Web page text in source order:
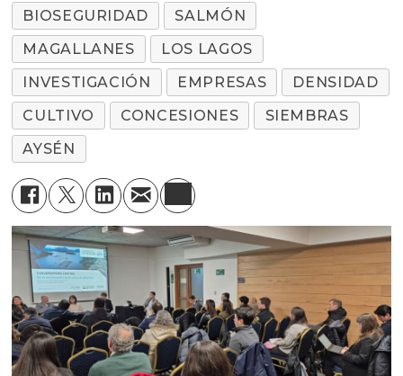
BIOSEGURIDAD
SALMÓN
MAGALLANES
LOS LAGOS
INVESTIGACIÓN
EMPRESAS
DENSIDAD
CULTIVO
CONCESIONES
SIEMBRAS
AYSÉN